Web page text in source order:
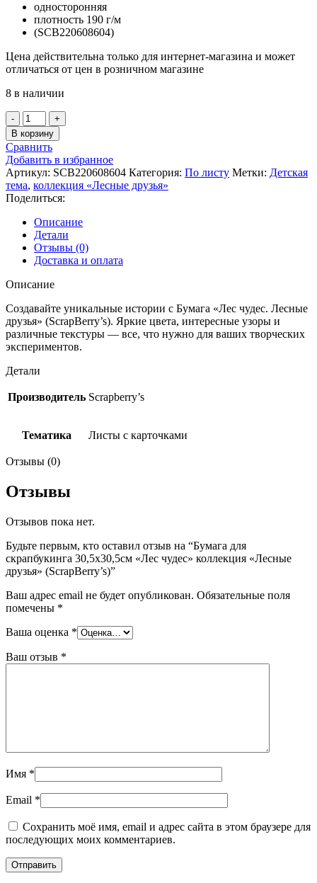
односторонняя
плотность 190 г/м
(SCB220608604)
Цена действительна только для интернет-магазина и может
отличаться от цен в розничном магазине
8 в наличии
Количество
товара
Бумага
для
скрапбукинга
30,5х30,5см
«Лес
чудес»
коллекция
«Лесные
друзья»
(ScrapBerry’s)
В корзину
Сравнить
Добавить в избранное
Артикул: SCB220608604 Категория: По листу Метки: Детская
тема, коллекция «Лесные друзья»
Поделиться:
Описание
Детали
Отзывы (0)
Доставка и оплата
Описание
Создавайте уникальные истории с Бумага «Лес чудес. Лесные
друзья» (ScrapBerry’s). Яркие цвета, интересные узоры и
различные текстуры — все, что нужно для ваших творческих
экспериментов.
Детали
Производитель Scrapberry’s
Тематика Листы с карточками
Отзывы (0)
Отзывы
Отзывов пока нет.
Будьте первым, кто оставил отзыв на “Бумага для
скрапбукинга 30,5х30,5см «Лес чудес» коллекция «Лесные
друзья» (ScrapBerry’s)”
Ваш адрес email не будет опубликован. Обязательные поля
помечены *
Ваша оценка *
Ваш отзыв *
Имя *
Email *
Сохранить моё имя, email и адрес сайта в этом браузере для
последующих моих комментариев.